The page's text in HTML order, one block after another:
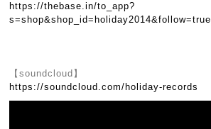
https://thebase.in/to_app?
s=shop&shop_id=holiday2014&follow=true
【soundcloud】
https://soundcloud.com/holiday-records